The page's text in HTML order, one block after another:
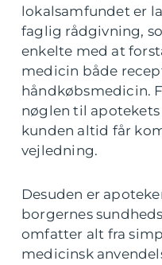
lokalsamfundet er
faglig rådgivning,
enkelte med at
medicin både
håndkøbsmedicin.
nøglen til apotekets
kunden altid får
vejledning.
Desuden er
borgernes
omfatter alt fra
medicinsk